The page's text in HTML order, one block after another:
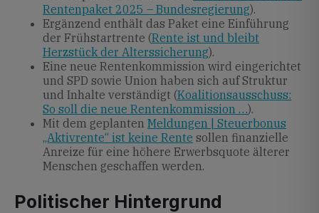
Rentenpaket 2025 – Bundesregierung).
Ergänzend enthält das Paket eine Einführung
der Frühstartrente (Rente ist und bleibt
Herzstück der Alterssicherung).
Eine neue Rentenkommission wird eingerichtet
und SPD sowie Union haben sich auf Struktur
und Inhalte verständigt (Koalitionsausschuss:
So soll die neue Rentenkommission …).
Mit dem geplanten Meldungen | Steuerbonus
„Aktivrente“ ist keine Rente sollen finanzielle
Anreize für eine höhere Erwerbsquote älterer
Menschen geschaffen werden.
Politischer Hintergrund